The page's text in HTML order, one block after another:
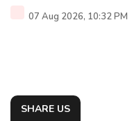
07 Aug 2026, 10:32 PM
SHARE US